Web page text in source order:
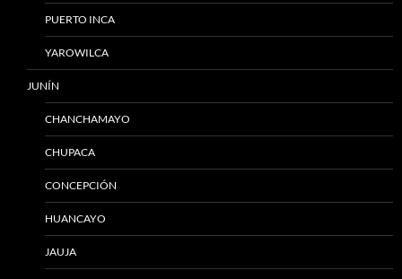
PUERTO INCA
YAROWILCA
JUNÍN
CHANCHAMAYO
CHUPACA
CONCEPCIÓN
HUANCAYO
JAUJA